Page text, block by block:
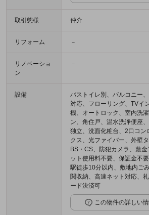
取引態様 仲介
リフォーム －
リノベーショ
ン
－
設備
バストイレ別、バルコニー
対応、フローリング、TVイ
機、オートロック、室内洗
ン、角住戸、温水洗浄便座
独立、洗面化粧台、2口コン
クス、光ファイバー、外壁
BS・CS、防犯カメラ、敷
ット使用料不要、保証金不
駅徒歩10分以内、敷地内ご
関収納、高速ネット対応、
ード決済可
この物件の詳しい